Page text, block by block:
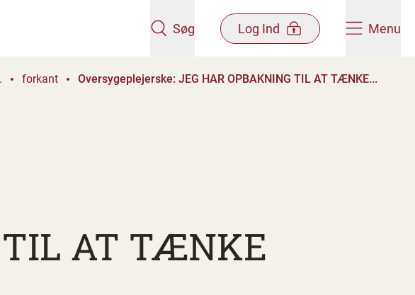
Søg Log Ind Menu
forkant Oversygeplejerske: JEG HAR OPBAKNING TIL AT TÆNKE...
TIL AT TÆNKE